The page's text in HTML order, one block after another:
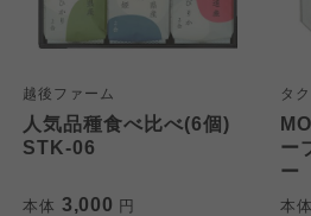
越後ファーム
人気品種食べ比べ(6個)
STK-06
本体 3,000 円
タ
ー
ー
本体